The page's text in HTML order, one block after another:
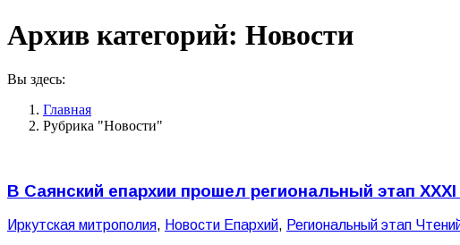
Архив категорий: Новости
Вы здесь:
Главная
Рубрика "Новости"
В Саянский епархии прошел региональный этап
Иркутская митрополия, Новости Епархий, Региональный этап